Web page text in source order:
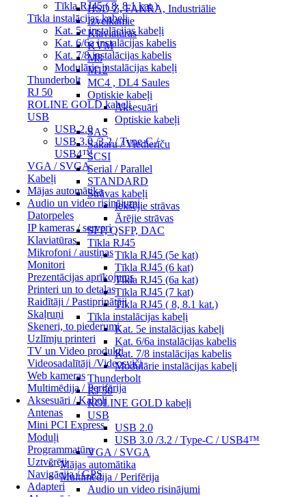
Tīkla RJ45 ( 8, 8.1 kat.)
Tīkla instalācijas kabeļi
Kat. 5e instalācijas kabeļi
Kat. 6/6a instalācijas kabelis
Kat. 7/8 instalācijas kabelis
Modulārie instalācijas kabeļi
Thunderbolt
RJ 50
ROLINE GOLD kabeļi
USB
USB 2.0
USB 3.0 /3.2 / Type-C /
USB4™
VGA / SVGA
Kabeļi
Mājas automātika
Audio un video risinājumi
Datorpeles
IP kameras / serveri
Klaviatūras
Mikrofoni / austiņas
Monitori
Prezentācijas aprīkojums
Printeri un to detaļas
Raidītāji / Pastiprinātāji
Skaļruņi
Skeneri, to piederumi
Uzlīmju printeri
TV un Video produkti
Videosadalītāji /Videosviči
Web kameras
Multimēdija / Perifērija
Aksesuāri / Kabeļi
Antenas
Mini PCI Express
Moduļi
Programmatūra
Uztvērēji
Navigācija / GPS
Adapteri
HSD Z, FAKRA, Industriālie
Izvelkamie
Klaviatūras
KVM
M8
M12
MC4 , DL4 Saules
Optiskie kabeļi
Aksesuāri
Optiskie kabeļi
SAS
Sakaru / Viedierīču
SCSI
Serial / Parallel
STANDARD
Strāvas kabeļi
Iekšējie strāvas
Ārējie strāvas
SFP, QSFP, DAC
Tīkla RJ45
Tīkla RJ45 (5e kat)
Tīkla RJ45 (6 kat)
Tīkla RJ45 (6a kat)
Tīkla RJ45 (7 kat)
Tīkla RJ45 ( 8, 8.1 kat.)
Tīkla instalācijas kabeļi
Kat. 5e instalācijas kabeļi
Kat. 6/6a instalācijas kabelis
Kat. 7/8 instalācijas kabelis
Modulārie instalācijas kabeļi
Thunderbolt
RJ 50
ROLINE GOLD kabeļi
USB
USB 2.0
USB 3.0 /3.2 / Type-C / USB4™
VGA / SVGA
Mājas automātika
Multimēdija / Perifērija
Audio un video risinājumi